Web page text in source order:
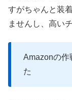
すがちゃんと装
ませんし、高い
Amazonの作
た